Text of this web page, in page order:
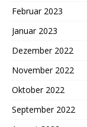
Februar 2023
Januar 2023
Dezember 2022
November 2022
Oktober 2022
September 2022